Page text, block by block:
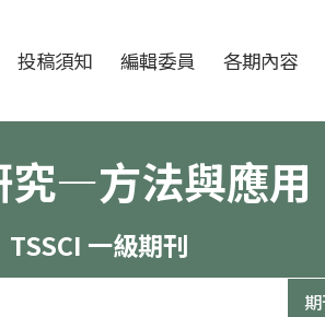
投稿須知 編輯委員 各期內容
究—方法與應用
TSSCI 一級期刊